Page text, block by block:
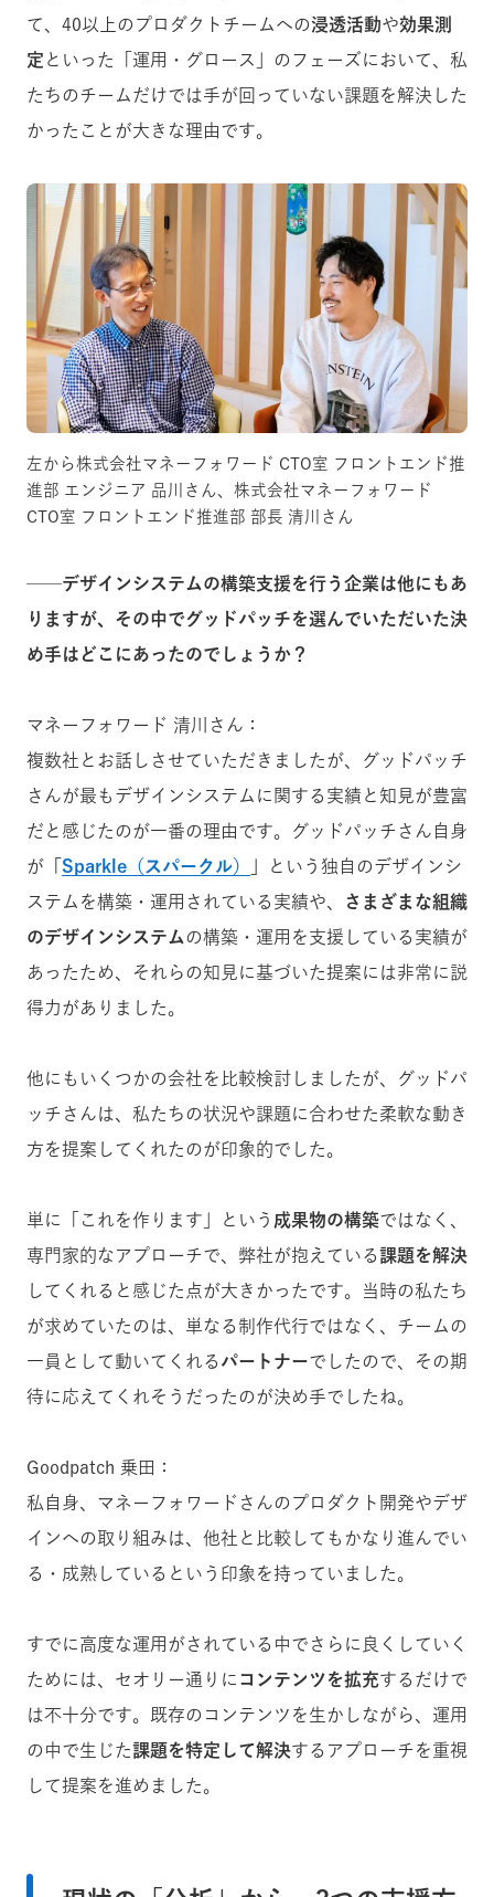
て、40以上のプロダクトチームへの浸透活動や効果測
定 といった「運用・グロース」のフェーズにおいて、私
たちのチームだけでは手が回っていない課題を解決した
かったことが大きな理由です。
左から株式会社マネーフォワード CTO室 フロントエンド推
進部 エンジニア 品川さん、株式会社マネーフォワード
CTO室 フロントエンド推進部 部長 清川さん
──デザインシステムの構築支援を行う企業は他にもあ
りますが、その中でグッドパッチを選んでいただいた決
め手はどこにあったのでしょうか？
マネーフォワード 清川さん：
複数社とお話しさせていただきましたが、グッドパッチ
さんが最もデザインシステムに関する実績と知見が豊富
だと感じたのが一番の理由です。グッドパッチさん自身
が
Sparkle（スパークル） 」
という独自のデザインシ
ステムを構築・運用されている実績や、
さまざまな組織
のデザインシステムの構築・運用を支援している実績が
あったため、それらの知見に基づいた提案には非常に説
得力がありました。
他にもいくつかの会社を比較検討しましたが、グッドパ
ッチさんは、私たちの状況や課題に合わせた柔軟な動き
方を提案してくれたのが印象的でした。
単に「これを作ります」という 成果物の構築ではなく、
専門家的なアプローチで、弊社が抱えている課題を解決
してくれると感じた点が大きかったです。当時の私たち
が求めていたのは、単なる制作代行ではなく、チームの
一員として動いてくれる パートナーでしたので、その期
待に応えてくれそうだったのが決め手でしたね。
Goodpatch 乗田：
私自身、マネーフォワードさんのプロダクト開発やデザ
インへの取り組みは、他社と比較してもかなり進んでい
る・成熟しているという印象を持っていました。
すでに高度な運用がされている中でさらに良くしていく
ためには、セオリー通りに コンテンツを拡充するだけで
は不十分です。既存のコンテンツを生かしながら、運用
の中で生じた課題を特定して解決するアプローチを重視
して提案を進めました。